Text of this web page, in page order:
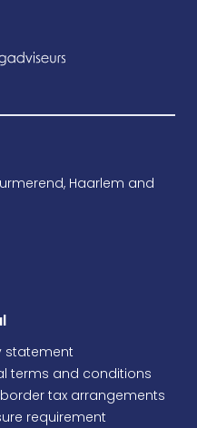
Haarlem and
statement
terms and conditions
tax arrangements
requirement